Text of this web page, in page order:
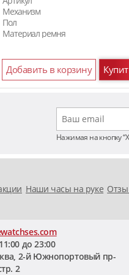
Механизм
Пол
Материал ремня
Добавить в корзину
Нажимая на кнопку
Наши часы на руке
до 23:00
2-й Южнопортовый пр-
2